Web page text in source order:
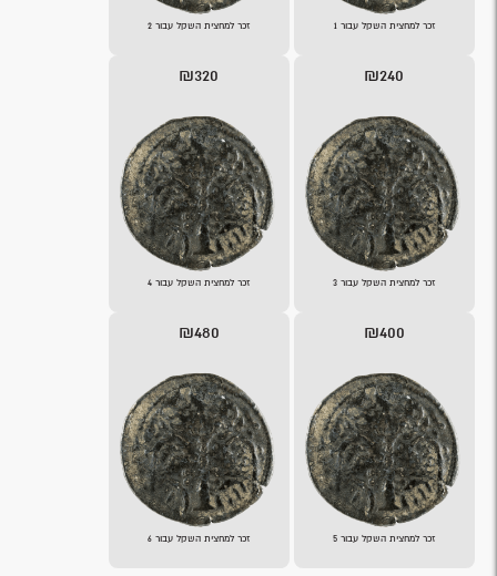
זכר למחצית השקל עבור 1 זכר למחצית השקל עבור 2
₪240
זכר למחצית השקל עבור 3
₪320
זכר למחצית השקל עבור 4
₪400
זכר למחצית השקל עבור 5
₪480
זכר למחצית השקל עבור 6